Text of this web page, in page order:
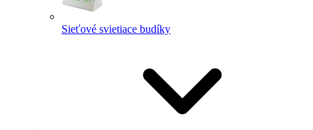
Sieťové svietiace budíky